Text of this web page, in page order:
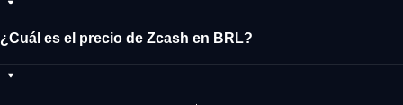
¿Cuál es el precio de Zcash en BRL?